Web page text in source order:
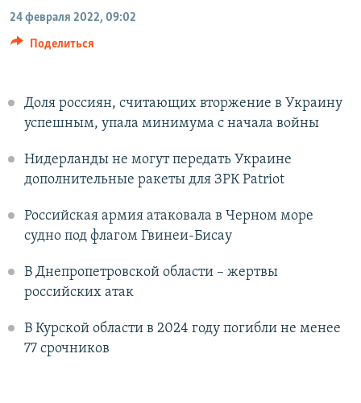
24 февраля 2022, 09:02
Поделиться
Доля россиян, считающих вторжение в Украину
успешным, упала минимума с начала войны
Нидерланды не могут передать Украине
дополнительные ракеты для ЗРК Patriot
Российская армия атаковала в Черном море
судно под флагом Гвинеи-Бисау
В Днепропетровской области – жертвы
российских атак
В Курской области в 2024 году погибли не менее
77 срочников